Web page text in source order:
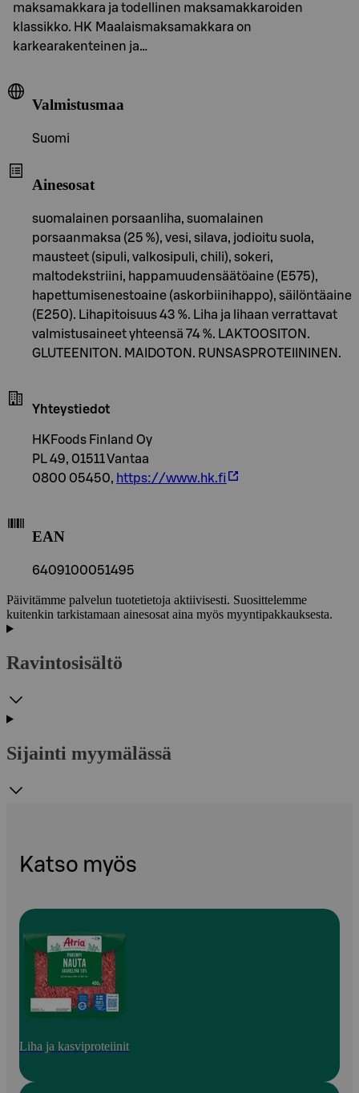
maksamakkara ja todellinen maksamakkaroiden
klassikko. HK Maalaismaksamakkara on
karkearakenteinen ja…
Valmistusmaa
Suomi
Ainesosat
suomalainen porsaanliha, suomalainen
porsaanmaksa (25 %), vesi, silava, jodioitu suola,
mausteet (sipuli, valkosipuli, chili), sokeri,
maltodekstriini, happamuudensäätöaine (E575),
hapettumisenestoaine (askorbiinihappo), säilöntäaine
(E250). Lihapitoisuus 43 %. Liha ja lihaan verrattavat
valmistusaineet yhteensä 74 %. LAKTOOSITON.
GLUTEENITON. MAIDOTON. RUNSASPROTEIININEN.
Yhteystiedot
HKFoods Finland Oy
PL 49, 01511 Vantaa
0800 05450, https://www.hk.fi
EAN
6409100051495
Päivitämme palvelun tuotetietoja aktiivisesti. Suosittelemme
kuitenkin tarkistamaan ainesosat aina myös myyntipakkauksesta.
Ravintosisältö
Sijainti myymälässä
Katso myös
Liha ja kasviproteiinit